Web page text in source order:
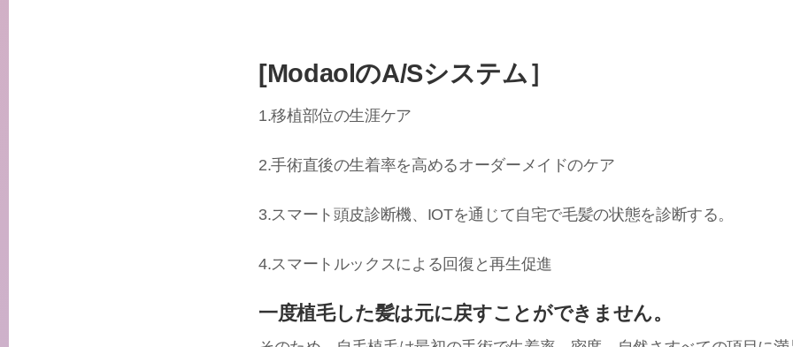
[ModaolのA/Sシステム］
1.移植部位の生涯ケア
2.手術直後の生着率を高めるオーダーメイドのケア
3.スマート頭皮診断機、IOTを通じて自宅で毛髪の状態を診断する。
4.スマートルックスによる回復と再生促進
一度植毛した髪は元に戻すことができません。